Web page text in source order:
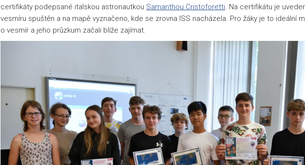
certifikáty podepsané italskou astronautkou Samanthou Cristoforetti . Na certifikátu je
vesmíru spuštěn a na mapě vyznačeno, kde se zrovna ISS nacházela. Pro žáky je to ideální
o vesmír a jeho průzkum začali blíže zajímat.